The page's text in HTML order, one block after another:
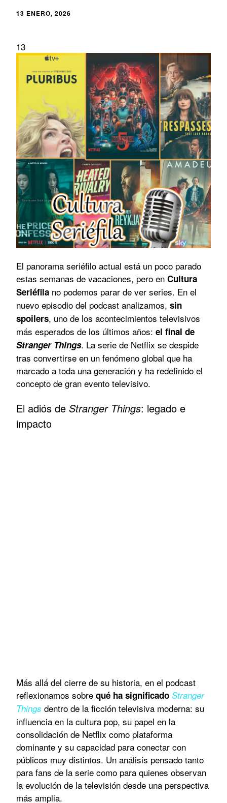
13 ENERO, 2026
13
El panorama seriéfilo actual está un poco parado
estas semanas de vacaciones, pero en Cultura
Seriéfila no podemos parar de ver series. En el
nuevo episodio del podcast analizamos, sin
spoilers, uno de los acontecimientos televisivos
más esperados de los últimos años: el final de
Stranger Things. La serie de Netflix se despide
tras convertirse en un fenómeno global que ha
marcado a toda una generación y ha redefinido el
concepto de gran evento televisivo.
El adiós de Stranger Things: legado e
impacto
Más allá del cierre de su historia, en el podcast
reflexionamos sobre qué ha significado Stranger
Things dentro de la ficción televisiva moderna: su
influencia en la cultura pop, su papel en la
consolidación de Netflix como plataforma
dominante y su capacidad para conectar con
públicos muy distintos. Un análisis pensado tanto
para fans de la serie como para quienes observan
la evolución de la televisión desde una perspectiva
más amplia.